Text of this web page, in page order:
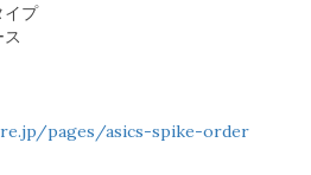
イプ
pages/asics-spike-order